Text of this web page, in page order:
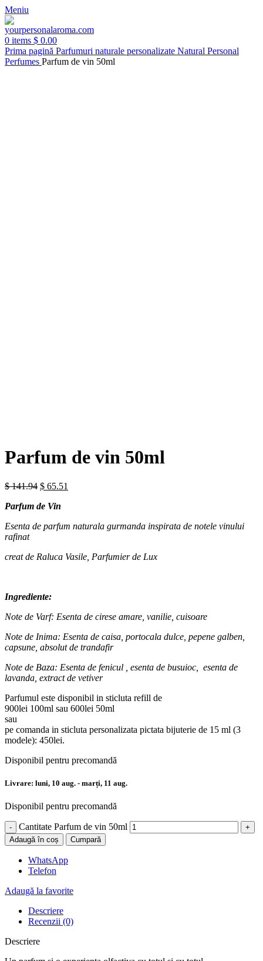
Meniu
0 items $ 0.00
Prima pagină Parfumuri naturale personalizate Natural Personal
Perfumes Parfum de vin 50ml
Parfum de vin 50ml
$141.94 $ 65.51
Parfum de Vin
Esenta de parfum naturala gurmanda inspirata de notele vinului
rafinat
creat de Raluca Vasile, Parfumier de Lux
Ingrediente:
Note de Varf: Esenta de cirese amare, vanilie, cuisoare
Note de Inima: Esenta de caisa, portocala dulce, pepene galben,
capsune, absolut de trandafir
Note de Baza: Esenta de fenicul , esenta de busuioc, esenta de
lavanda, extract de vetiver
Parfumul este disponibil in sticluta refill de
900lei 100ml sau 600lei 50ml
sau
pe comanda in sticluta personalizata pictata bijuterie de 15 ml (3
modele): 450lei.
Disponibil pentru precomandă
Livrare: luni, 10 aug. - marți, 11 aug.
Disponibil pentru precomandă
Cantitate Parfum de vin 50ml
Adaugă în coș Cumpară
WhatsApp
Telefon
Adaugă la favorite
Descriere
Recenzii (0)
Descriere